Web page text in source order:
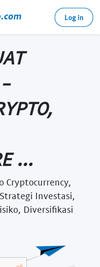
Log in
-
...
Cryptocurrency,
Investasi,
Diversifikasi